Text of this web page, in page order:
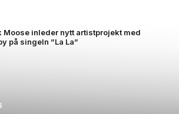
Moose inleder nytt artistprojekt med
på singeln ”La La”